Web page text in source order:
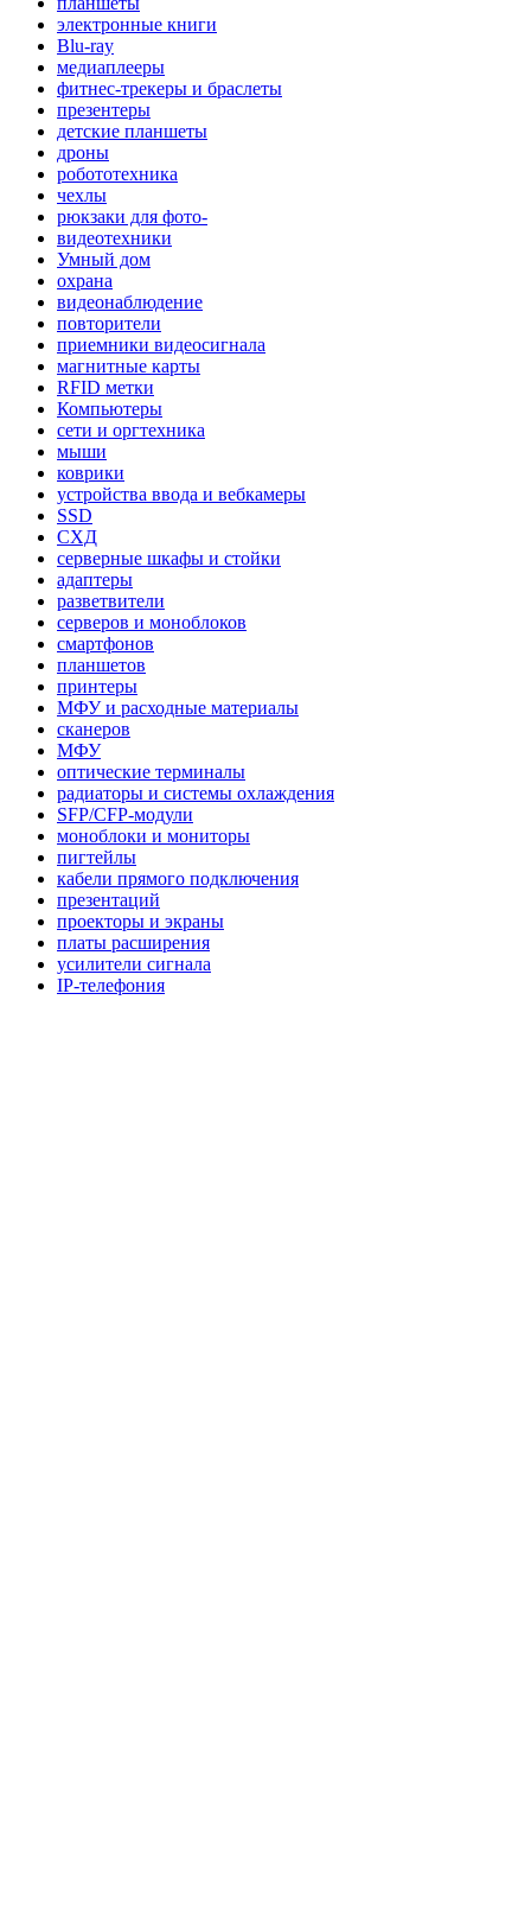
электронные книги
Blu-ray
медиаплееры
фитнес-трекеры и браслеты
презентеры
детские планшеты
дроны
робототехника
чехлы
рюкзаки для фото-
видеотехники
Умный дом
охрана
видеонаблюдение
повторители
приемники видеосигнала
магнитные карты
RFID метки
Компьютеры
сети и оргтехника
мыши
коврики
устройства ввода и вебкамеры
SSD
СХД
серверные шкафы и стойки
адаптеры
разветвители
серверов и моноблоков
смартфонов
планшетов
принтеры
МФУ и расходные материалы
сканеров
МФУ
оптические терминалы
радиаторы и системы охлаждения
SFP/CFP-модули
моноблоки и мониторы
пигтейлы
кабели прямого подключения
презентаций
проекторы и экраны
платы расширения
усилители сигнала
IP-телефония